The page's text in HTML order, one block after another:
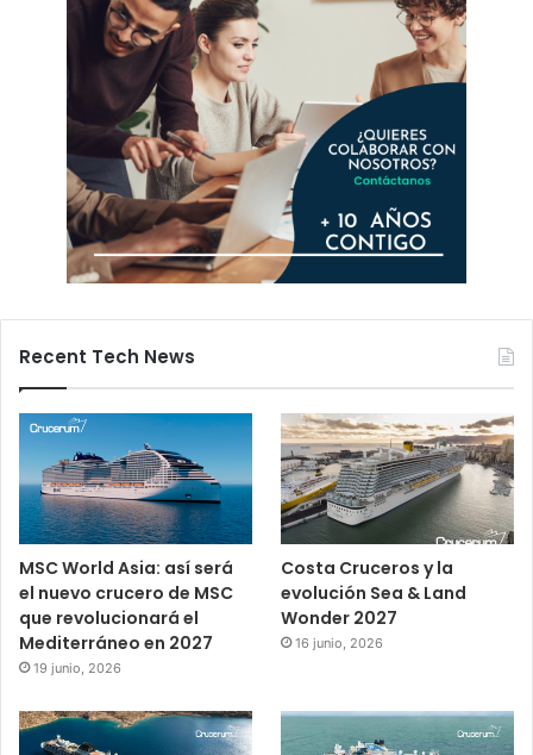
Recent Tech News
MSC World Asia: así será
el nuevo crucero de MSC
que revolucionará el
Mediterráneo en 2027
19 junio, 2026
Costa Cruceros y la
evolución Sea & Land
Wonder 2027
16 junio, 2026